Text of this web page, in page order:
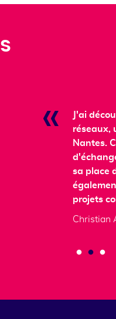
J'ai
réseaux,
Nantes.
sa place
projets
Christian